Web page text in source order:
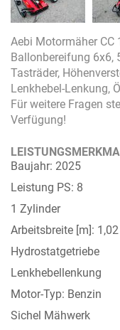
Aebi Motormäher CC
Ballonbereifung 6x6,
Tasträder,
Lenkhebel-Lenkung,
Für weitere Fragen
Verfügung!
Baujahr: 2025
Leistung PS: 8
1 Zylinder
Arbeitsbreite [m]: 1,02
Hydrostatgetriebe
Lenkhebellenkung
Motor-Typ: Benzin
Sichel Mähwerk